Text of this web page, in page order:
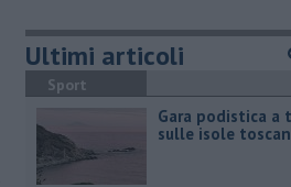
Ultimi articoli
Sport
Gara podistica a
sulle isole